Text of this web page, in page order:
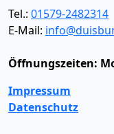
Tel.: 01579-2482314
E-Mail:
Öffnungszeiten:
Impressum
Datenschutz